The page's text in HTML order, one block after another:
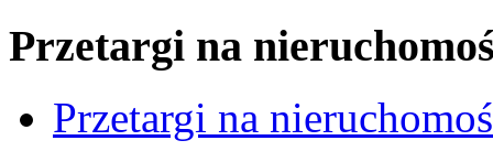
Przetargi na
Przetargi na